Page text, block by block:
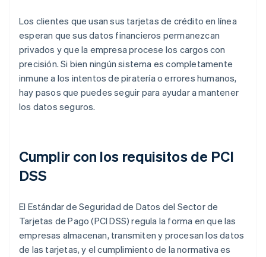
Los clientes que usan sus tarjetas de crédito en línea
esperan que sus datos financieros permanezcan
privados y que la empresa procese los cargos con
precisión. Si bien ningún sistema es completamente
inmune a los intentos de piratería o errores humanos,
hay pasos que puedes seguir para ayudar a mantener
los datos seguros.
Cumplir con los requisitos de PCI
DSS
El Estándar de Seguridad de Datos del Sector de
Tarjetas de Pago (PCI DSS) regula la forma en que las
empresas almacenan, transmiten y procesan los datos
de las tarjetas, y el cumplimiento de la normativa es